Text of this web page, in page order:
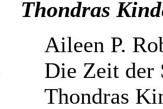
Thondras
Aileen P.
Die Zeit der
Thondras